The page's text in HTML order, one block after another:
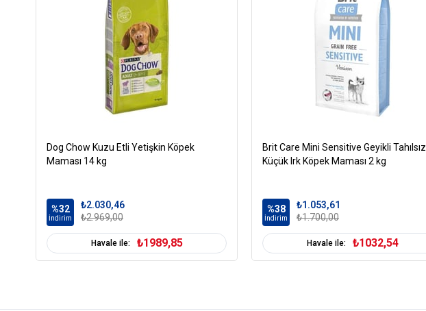
Dog Chow Kuzu Etli Yetişkin Köpek
Maması 14 kg
%32
İndirim
₺2.030,46
₺2.969,00
Havale ile: ₺1989,85
Brit Care Mini Sensitive Geyikli Tahılsız
Küçük Irk Köpek Maması 2 kg
%38
İndirim
₺1.053,61
₺1.700,00
Havale ile: ₺1032,54